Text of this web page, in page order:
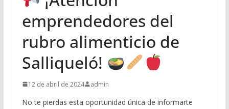
emprendedores del
rubro alimenticio de
Salliqueló!
12 de abril de 2024 admin
No te pierdas esta oportunidad única de informarte